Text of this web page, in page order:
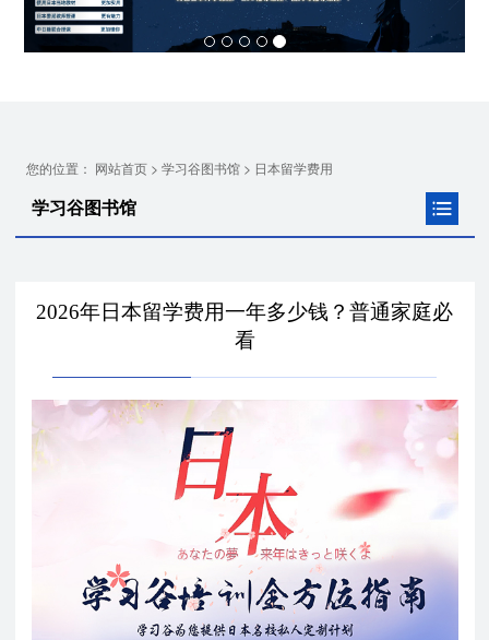
您的位置： 网站首页> 学习谷图书馆> 日本留学费用
学习谷图书馆
2026年日本留学费用一年多少钱？普通家庭必
看